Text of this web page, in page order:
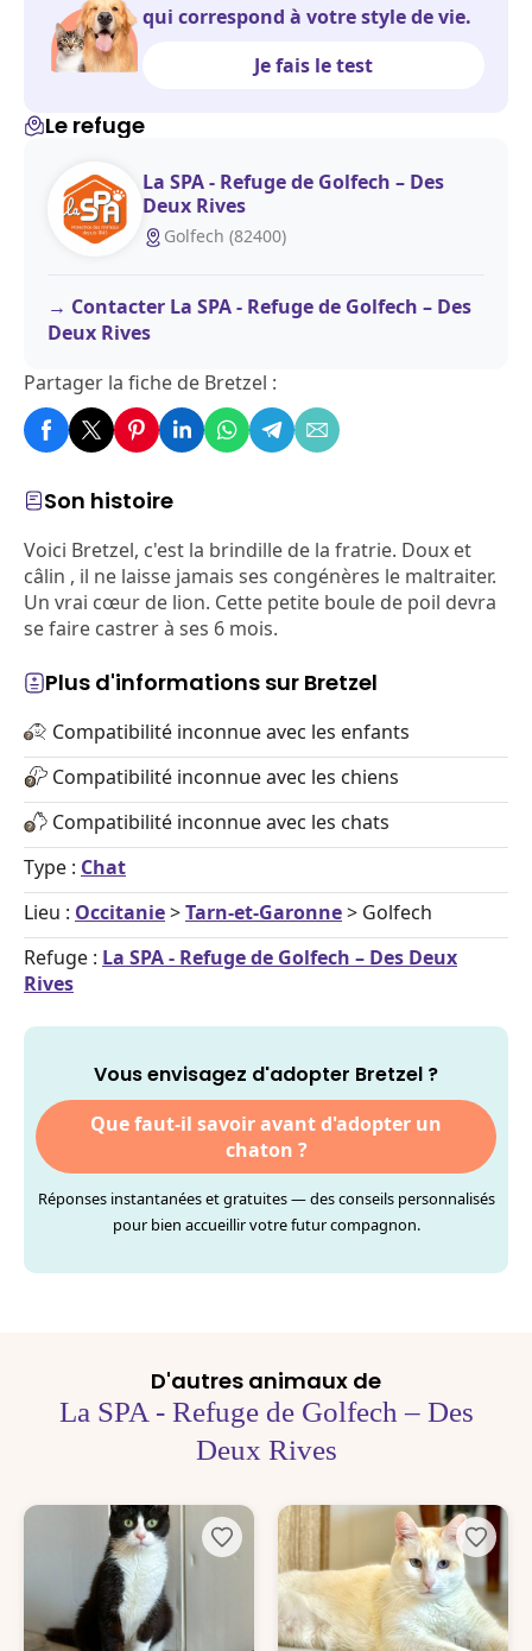
Son histoire
Voici Bretzel, c'est la brindille de la fratrie. Doux et
câlin , il ne laisse jamais ses congénères le maltraiter.
Un vrai cœur de lion. Cette petite boule de poil devra
se faire castrer à ses 6 mois.
Plus d'informations sur Bretzel
Compatibilité inconnue avec les enfants
Compatibilité inconnue avec les chiens
Compatibilité inconnue avec les chats
Type : Chat
Lieu : Occitanie>Tarn-et-Garonne> Golfech
Refuge : La SPA - Refuge de Golfech – Des Deux
Rives
Vous envisagez d'adopter Bretzel ?
Que faut-il savoir avant d'adopter un
chaton ?
Réponses instantanées et gratuites — des conseils personnalisés
pour bien accueillir votre futur compagnon.
qui correspond à votre style de vie.
Je fais le test
Le refuge
La SPA - Refuge de Golfech – Des
Deux Rives
Golfech (82400)
Contacter La SPA - Refuge de Golfech – Des
Deux Rives
Partager la fiche de Bretzel :
D'autres animaux de
La SPA - Refuge de Golfech – Des
Deux Rives